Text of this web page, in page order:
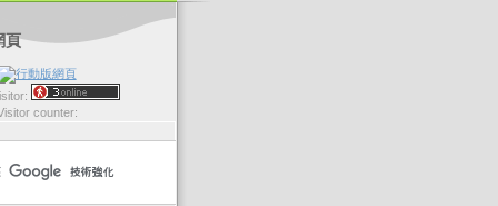
頁
counter: